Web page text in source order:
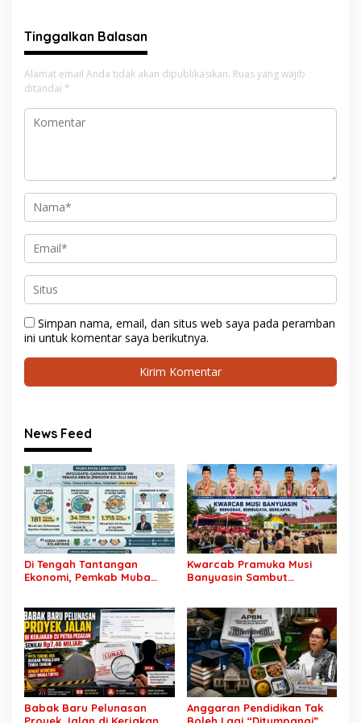
Tinggalkan Balasan
Alamat email Anda tidak akan dipublikasikan. Ruas yang wajib
ditandai *
Simpan nama, email, dan situs web saya pada peramban
ini untuk komentar saya berikutnya.
News Feed
Di Tengah Tantangan
Ekonomi, Pemkab Muba
Kwarcab Pramuka Musi
Banyuasin Sambut
Kini Buka Jalur Khusus
Rekrutmen TNI-Polri, 784
Garuda Siap Sambut
Peluang Emas
Babak Baru Pelunasan
Proyek Jalan di Kerjakan
Anggaran Pendidikan Tak
Boleh Lagi “Ditumpangi”